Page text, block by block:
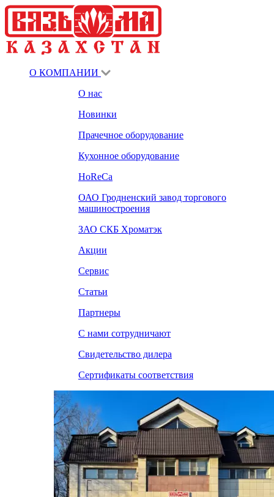
О КОМПАНИИ
О нас
Новинки
Прачечное оборудование
Кухонное оборудование
HoReCa
ОАО Гродненский завод торгового
машиностроения
ЗАО СКБ Хроматэк
Акции
Сервис
Статьи
Партнеры
С нами сотрудничают
Свидетельство дилера
Сертификаты соответствия